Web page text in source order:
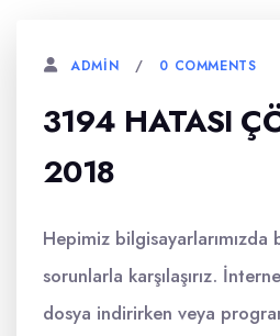
ADMIN 0 COMMENTS
3194 HATASI
2018
Hepimiz bilgisayarlarımızda
sorunlarla karşılaşırız.
dosya indirirken veya